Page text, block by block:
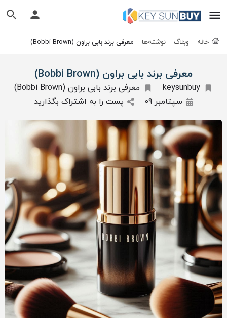
خانه وبلاگ نوشته‌ها معرفی برند بابی براون (Bobbi Brown)
معرفی برند بابی براون (Bobbi Brown)
keysunbuy
معرفی برند بابی براون (Bobbi Brown)
سپتامبر 09
پست را به اشتراک بگذارید